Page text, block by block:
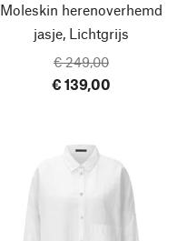
Moleskin herenoverhemd
jasje, Lichtgrijs
€ 249,00
€ 139,00